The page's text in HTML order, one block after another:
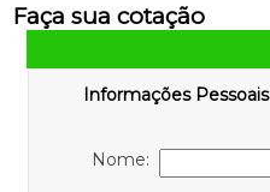
Faça sua cotação
Informações Pessoais
Nome: